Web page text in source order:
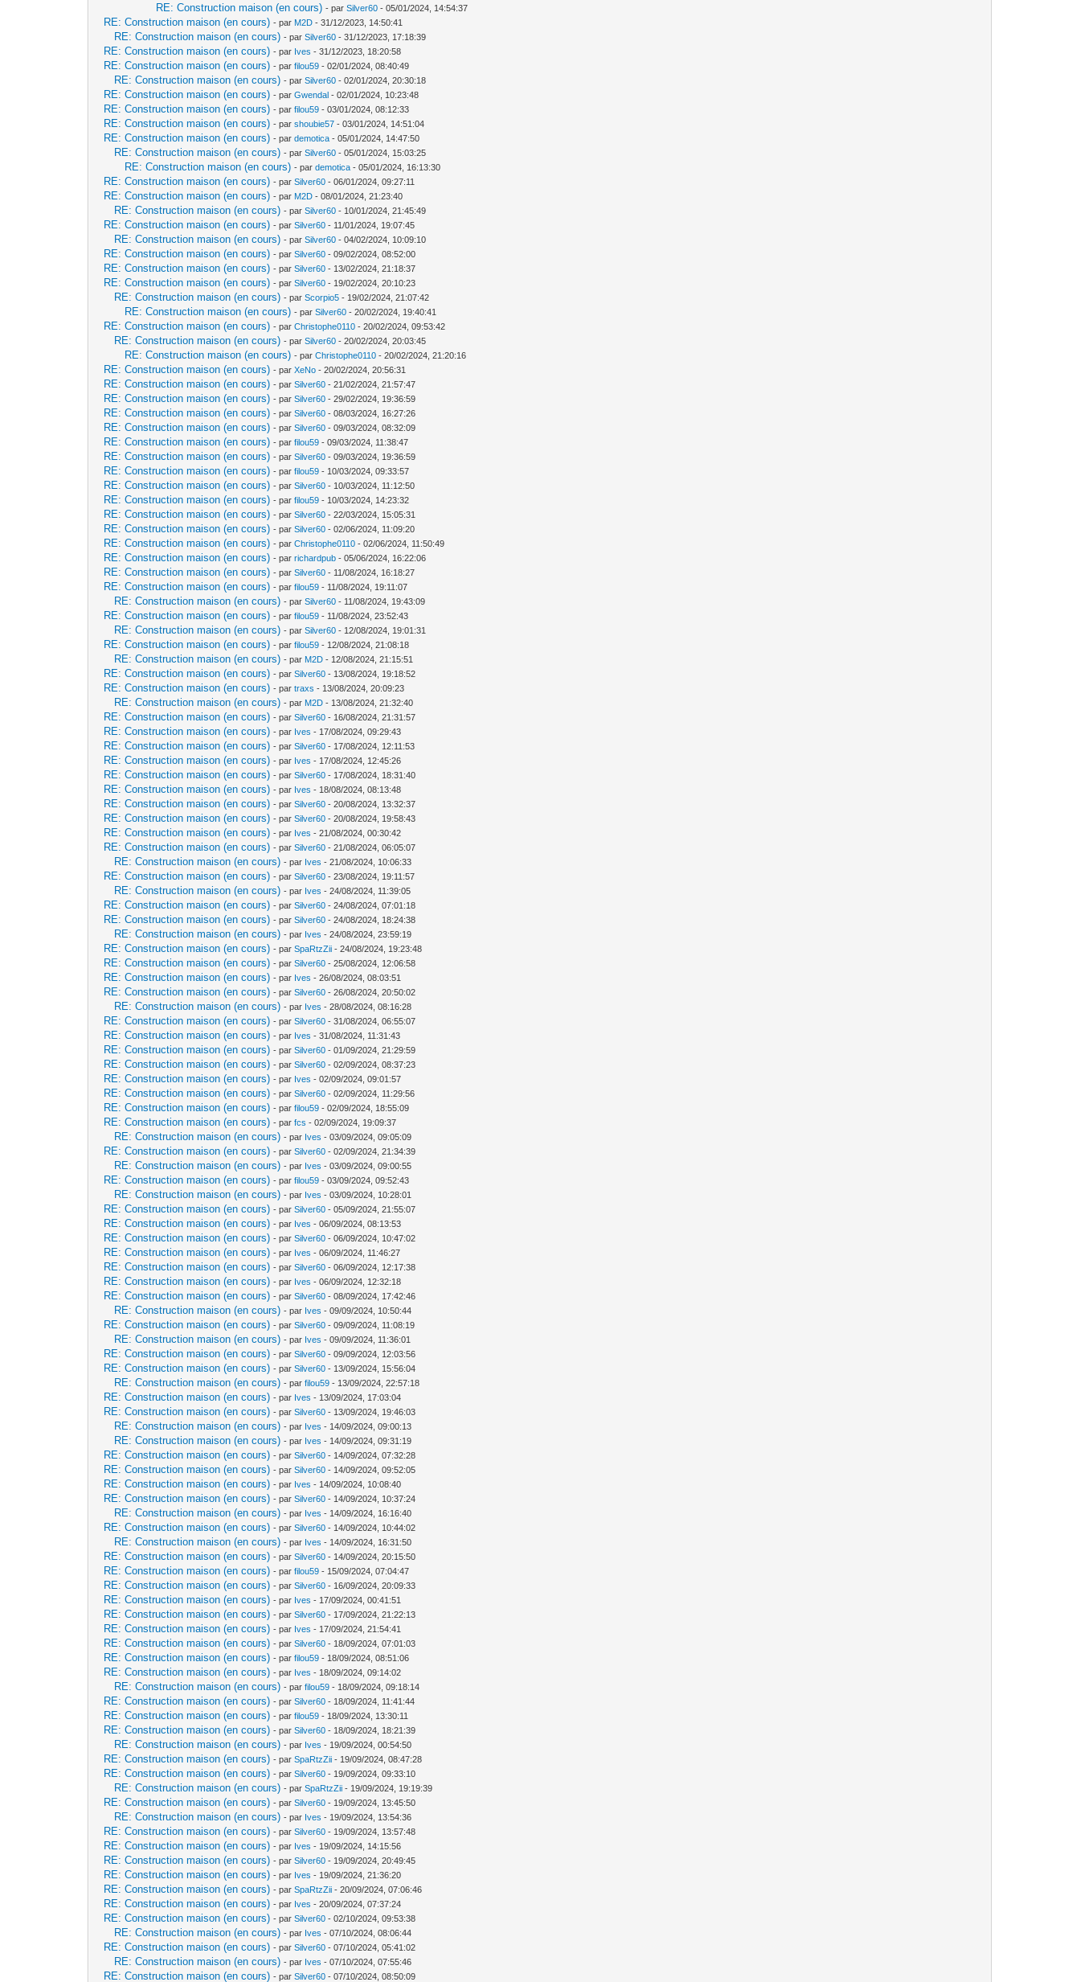
RE: Construction maison (en cours) - parSilver60 - 05/01/2024, 14:54:37
RE: Construction maison (en cours) - par M2D - 31/12/2023, 14:50:41
RE: Construction maison (en cours) - parSilver60 - 31/12/2023, 17:18:39
RE: Construction maison (en cours) - par Ives - 31/12/2023, 18:20:58
RE: Construction maison (en cours) - parfilou59 - 02/01/2024, 08:40:49
RE: Construction maison (en cours) - parSilver60 - 02/01/2024, 20:30:18
RE: Construction maison (en cours) - parGwendal - 02/01/2024, 10:23:48
RE: Construction maison (en cours) - parfilou59 - 03/01/2024, 08:12:33
RE: Construction maison (en cours) - parshoubie57 - 03/01/2024, 14:51:04
RE: Construction maison (en cours) - pardemotica - 05/01/2024, 14:47:50
RE: Construction maison (en cours) - parSilver60 - 05/01/2024, 15:03:25
RE: Construction maison (en cours) - pardemotica - 05/01/2024, 16:13:30
RE: Construction maison (en cours) - parSilver60 - 06/01/2024, 09:27:11
RE: Construction maison (en cours) - par M2D - 08/01/2024, 21:23:40
RE: Construction maison (en cours) - parSilver60 - 10/01/2024, 21:45:49
RE: Construction maison (en cours) - parSilver60 - 11/01/2024, 19:07:45
RE: Construction maison (en cours) - parSilver60 - 04/02/2024, 10:09:10
RE: Construction maison (en cours) - parSilver60 - 09/02/2024, 08:52:00
RE: Construction maison (en cours) - parSilver60 - 13/02/2024, 21:18:37
RE: Construction maison (en cours) - parSilver60 - 19/02/2024, 20:10:23
RE: Construction maison (en cours) - parScorpio5 - 19/02/2024, 21:07:42
RE: Construction maison (en cours) - parSilver60 - 20/02/2024, 19:40:41
RE: Construction maison (en cours) - parChristophe0110 - 20/02/2024, 09:53:42
RE: Construction maison (en cours) - parSilver60 - 20/02/2024, 20:03:45
RE: Construction maison (en cours) - parChristophe0110 - 20/02/2024, 21:20:16
RE: Construction maison (en cours) - parXeNo - 20/02/2024, 20:56:31
RE: Construction maison (en cours) - parSilver60 - 21/02/2024, 21:57:47
RE: Construction maison (en cours) - parSilver60 - 29/02/2024, 19:36:59
RE: Construction maison (en cours) - parSilver60 - 08/03/2024, 16:27:26
RE: Construction maison (en cours) - parSilver60 - 09/03/2024, 08:32:09
RE: Construction maison (en cours) - parfilou59 - 09/03/2024, 11:38:47
RE: Construction maison (en cours) - parSilver60 - 09/03/2024, 19:36:59
RE: Construction maison (en cours) - parfilou59 - 10/03/2024, 09:33:57
RE: Construction maison (en cours) - parSilver60 - 10/03/2024, 11:12:50
RE: Construction maison (en cours) - parfilou59 - 10/03/2024, 14:23:32
RE: Construction maison (en cours) - parSilver60 - 22/03/2024, 15:05:31
RE: Construction maison (en cours) - parSilver60 - 02/06/2024, 11:09:20
RE: Construction maison (en cours) - parChristophe0110 - 02/06/2024, 11:50:49
RE: Construction maison (en cours) - parrichardpub - 05/06/2024, 16:22:06
RE: Construction maison (en cours) - parSilver60 - 11/08/2024, 16:18:27
RE: Construction maison (en cours) - parfilou59 - 11/08/2024, 19:11:07
RE: Construction maison (en cours) - parSilver60 - 11/08/2024, 19:43:09
RE: Construction maison (en cours) - parfilou59 - 11/08/2024, 23:52:43
RE: Construction maison (en cours) - parSilver60 - 12/08/2024, 19:01:31
RE: Construction maison (en cours) - parfilou59 - 12/08/2024, 21:08:18
RE: Construction maison (en cours) - par M2D - 12/08/2024, 21:15:51
RE: Construction maison (en cours) - parSilver60 - 13/08/2024, 19:18:52
RE: Construction maison (en cours) - partraxs - 13/08/2024, 20:09:23
RE: Construction maison (en cours) - par M2D - 13/08/2024, 21:32:40
RE: Construction maison (en cours) - parSilver60 - 16/08/2024, 21:31:57
RE: Construction maison (en cours) - par Ives - 17/08/2024, 09:29:43
RE: Construction maison (en cours) - parSilver60 - 17/08/2024, 12:11:53
RE: Construction maison (en cours) - par Ives - 17/08/2024, 12:45:26
RE: Construction maison (en cours) - parSilver60 - 17/08/2024, 18:31:40
RE: Construction maison (en cours) - par Ives - 18/08/2024, 08:13:48
RE: Construction maison (en cours) - parSilver60 - 20/08/2024, 13:32:37
RE: Construction maison (en cours) - parSilver60 - 20/08/2024, 19:58:43
RE: Construction maison (en cours) - par Ives - 21/08/2024, 00:30:42
RE: Construction maison (en cours) - parSilver60 - 21/08/2024, 06:05:07
RE: Construction maison (en cours) - par Ives - 21/08/2024, 10:06:33
RE: Construction maison (en cours) - parSilver60 - 23/08/2024, 19:11:57
RE: Construction maison (en cours) - par Ives - 24/08/2024, 11:39:05
RE: Construction maison (en cours) - parSilver60 - 24/08/2024, 07:01:18
RE: Construction maison (en cours) - parSilver60 - 24/08/2024, 18:24:38
RE: Construction maison (en cours) - par Ives - 24/08/2024, 23:59:19
RE: Construction maison (en cours) - parSpaRtzZii - 24/08/2024, 19:23:48
RE: Construction maison (en cours) - parSilver60 - 25/08/2024, 12:06:58
RE: Construction maison (en cours) - par Ives - 26/08/2024, 08:03:51
RE: Construction maison (en cours) - parSilver60 - 26/08/2024, 20:50:02
RE: Construction maison (en cours) - par Ives - 28/08/2024, 08:16:28
RE: Construction maison (en cours) - parSilver60 - 31/08/2024, 06:55:07
RE: Construction maison (en cours) - par Ives - 31/08/2024, 11:31:43
RE: Construction maison (en cours) - parSilver60 - 01/09/2024, 21:29:59
RE: Construction maison (en cours) - parSilver60 - 02/09/2024, 08:37:23
RE: Construction maison (en cours) - par Ives - 02/09/2024, 09:01:57
RE: Construction maison (en cours) - parSilver60 - 02/09/2024, 11:29:56
RE: Construction maison (en cours) - parfilou59 - 02/09/2024, 18:55:09
RE: Construction maison (en cours) - parfcs - 02/09/2024, 19:09:37
RE: Construction maison (en cours) - par Ives - 03/09/2024, 09:05:09
RE: Construction maison (en cours) - parSilver60 - 02/09/2024, 21:34:39
RE: Construction maison (en cours) - par Ives - 03/09/2024, 09:00:55
RE: Construction maison (en cours) - parfilou59 - 03/09/2024, 09:52:43
RE: Construction maison (en cours) - par Ives - 03/09/2024, 10:28:01
RE: Construction maison (en cours) - parSilver60 - 05/09/2024, 21:55:07
RE: Construction maison (en cours) - par Ives - 06/09/2024, 08:13:53
RE: Construction maison (en cours) - parSilver60 - 06/09/2024, 10:47:02
RE: Construction maison (en cours) - par Ives - 06/09/2024, 11:46:27
RE: Construction maison (en cours) - parSilver60 - 06/09/2024, 12:17:38
RE: Construction maison (en cours) - par Ives - 06/09/2024, 12:32:18
RE: Construction maison (en cours) - parSilver60 - 08/09/2024, 17:42:46
RE: Construction maison (en cours) - par Ives - 09/09/2024, 10:50:44
RE: Construction maison (en cours) - parSilver60 - 09/09/2024, 11:08:19
RE: Construction maison (en cours) - par Ives - 09/09/2024, 11:36:01
RE: Construction maison (en cours) - parSilver60 - 09/09/2024, 12:03:56
RE: Construction maison (en cours) - parSilver60 - 13/09/2024, 15:56:04
RE: Construction maison (en cours) - parfilou59 - 13/09/2024, 22:57:18
RE: Construction maison (en cours) - par Ives - 13/09/2024, 17:03:04
RE: Construction maison (en cours) - parSilver60 - 13/09/2024, 19:46:03
RE: Construction maison (en cours) - par Ives - 14/09/2024, 09:00:13
RE: Construction maison (en cours) - par Ives - 14/09/2024, 09:31:19
RE: Construction maison (en cours) - parSilver60 - 14/09/2024, 07:32:28
RE: Construction maison (en cours) - parSilver60 - 14/09/2024, 09:52:05
RE: Construction maison (en cours) - par Ives - 14/09/2024, 10:08:40
RE: Construction maison (en cours) - parSilver60 - 14/09/2024, 10:37:24
RE: Construction maison (en cours) - par Ives - 14/09/2024, 16:16:40
RE: Construction maison (en cours) - parSilver60 - 14/09/2024, 10:44:02
RE: Construction maison (en cours) - par Ives - 14/09/2024, 16:31:50
RE: Construction maison (en cours) - parSilver60 - 14/09/2024, 20:15:50
RE: Construction maison (en cours) - parfilou59 - 15/09/2024, 07:04:47
RE: Construction maison (en cours) - parSilver60 - 16/09/2024, 20:09:33
RE: Construction maison (en cours) - par Ives - 17/09/2024, 00:41:51
RE: Construction maison (en cours) - parSilver60 - 17/09/2024, 21:22:13
RE: Construction maison (en cours) - par Ives - 17/09/2024, 21:54:41
RE: Construction maison (en cours) - parSilver60 - 18/09/2024, 07:01:03
RE: Construction maison (en cours) - parfilou59 - 18/09/2024, 08:51:06
RE: Construction maison (en cours) - par Ives - 18/09/2024, 09:14:02
RE: Construction maison (en cours) - parfilou59 - 18/09/2024, 09:18:14
RE: Construction maison (en cours) - parSilver60 - 18/09/2024, 11:41:44
RE: Construction maison (en cours) - parfilou59 - 18/09/2024, 13:30:11
RE: Construction maison (en cours) - parSilver60 - 18/09/2024, 18:21:39
RE: Construction maison (en cours) - par Ives - 19/09/2024, 00:54:50
RE: Construction maison (en cours) - parSpaRtzZii - 19/09/2024, 08:47:28
RE: Construction maison (en cours) - parSilver60 - 19/09/2024, 09:33:10
RE: Construction maison (en cours) - parSpaRtzZii - 19/09/2024, 19:19:39
RE: Construction maison (en cours) - parSilver60 - 19/09/2024, 13:45:50
RE: Construction maison (en cours) - par Ives - 19/09/2024, 13:54:36
RE: Construction maison (en cours) - parSilver60 - 19/09/2024, 13:57:48
RE: Construction maison (en cours) - par Ives - 19/09/2024, 14:15:56
RE: Construction maison (en cours) - parSilver60 - 19/09/2024, 20:49:45
RE: Construction maison (en cours) - par Ives - 19/09/2024, 21:36:20
RE: Construction maison (en cours) - parSpaRtzZii - 20/09/2024, 07:06:46
RE: Construction maison (en cours) - par Ives - 20/09/2024, 07:37:24
RE: Construction maison (en cours) - parSilver60 - 02/10/2024, 09:53:38
RE: Construction maison (en cours) - par Ives - 07/10/2024, 08:06:44
RE: Construction maison (en cours) - parSilver60 - 07/10/2024, 05:41:02
RE: Construction maison (en cours) - par Ives - 07/10/2024, 07:55:46
RE: Construction maison (en cours) - parSilver60 - 07/10/2024, 08:50:09